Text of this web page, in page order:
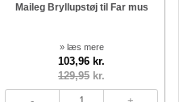
Maileg Bryllupstøj til Far mus
» læs mere
103,96 kr.
129,95 kr.